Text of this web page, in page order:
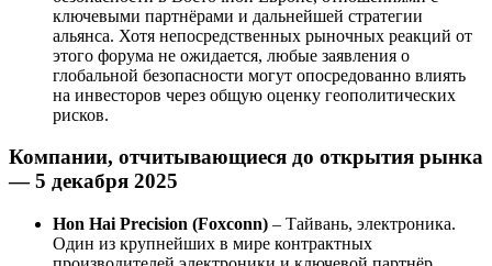
ключевыми партнёрами и дальнейшей стратегии
альянса. Хотя непосредственных рыночных реакций от
этого форума не ожидается, любые заявления о
глобальной безопасности могут опосредованно влиять
на инвесторов через общую оценку геополитических
рисков.
Компании, отчитывающиеся до открытия рынка
— 5 декабря 2025
Hon Hai Precision (Foxconn) – Тайвань, электроника.
Один из крупнейших в мире контрактных